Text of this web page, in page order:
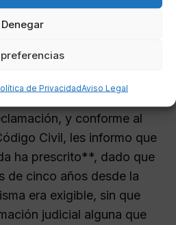
Denegar
de PrivacidadAviso Legal
una comunicación en
al contrato
y conforme al
Civil, les informo que
ha prescrito**, dado que
de cinco años desde la
era exigible, sin que
judicial alguna que